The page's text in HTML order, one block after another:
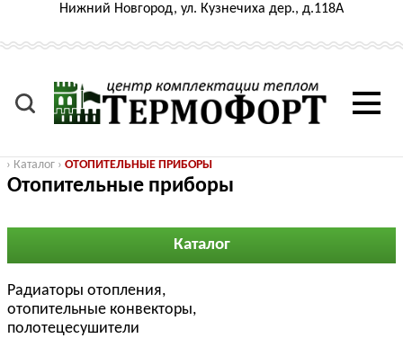
Нижний Новгород, ул. Кузнечиха дер., д.118А
› Каталог › ОТОПИТЕЛЬНЫЕ ПРИБОРЫ
Отопительные приборы
Каталог
Радиаторы отопления,
отопительные конвекторы,
полотецесушители